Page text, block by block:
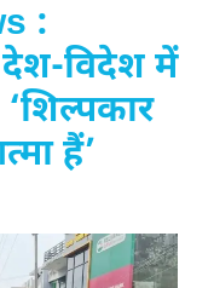
:
देश-विदेश में
हैं’